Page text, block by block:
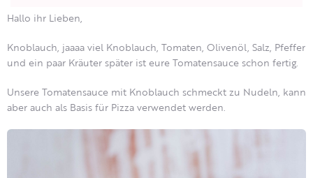
Hallo ihr Lieben,
Knoblauch, jaaaa viel Knoblauch, Tomaten, Olivenöl, Salz, Pfeffer
und ein paar Kräuter später ist eure Tomatensauce schon fertig.
Unsere Tomatensauce mit Knoblauch schmeckt zu Nudeln, kann
aber auch als Basis für Pizza verwendet werden.